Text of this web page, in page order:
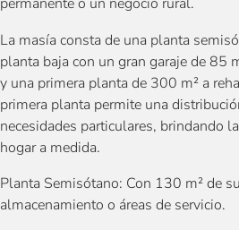
La masía consta de una planta
planta baja con un gran garaje de 85
y una primera planta de 300 m² a
primera planta permite una
necesidades particulares, brindando
hogar a medida.
Planta Semisótano: Con 130 m² de
almacenamiento o áreas de servicio.